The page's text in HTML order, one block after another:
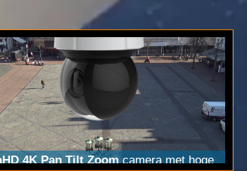
4K Pan Tilt Zoomcamera met hoge